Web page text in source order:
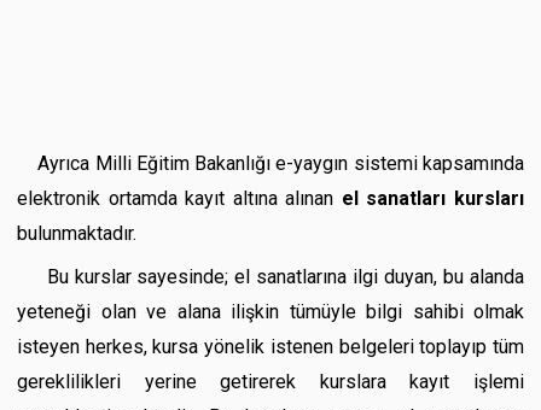
Ayrıca Milli Eğitim Bakanlığı e-yaygın sistemi kapsamında
elektronik ortamda kayıt altına alınan el sanatları kursları
bulunmaktadır.
Bu kurslar sayesinde; el sanatlarına ilgi duyan, bu alanda
yeteneği olan ve alana ilişkin tümüyle bilgi sahibi olmak
isteyen herkes, kursa yönelik istenen belgeleri toplayıp tüm
gereklilikleri yerine getirerek kurslara kayıt işlemi